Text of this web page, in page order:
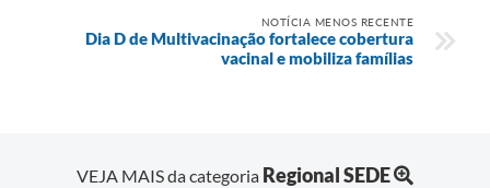
NOTÍCIA MENOS RECENTE
Dia D de Multivacinação fortalece cobertura
vacinal e mobiliza famílias
VEJA MAIS da categoria Regional SEDE